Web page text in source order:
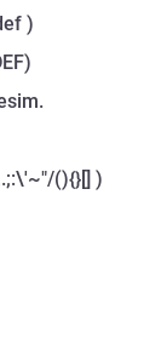
)
(){}[] )